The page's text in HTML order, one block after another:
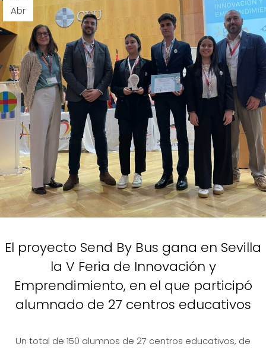
Abr
El proyecto Send By Bus gana en Sevilla
la V Feria de Innovación y
Emprendimiento, en el que participó
alumnado de 27 centros educativos
Un total de 150 alumnos de 27 centros educativos, de